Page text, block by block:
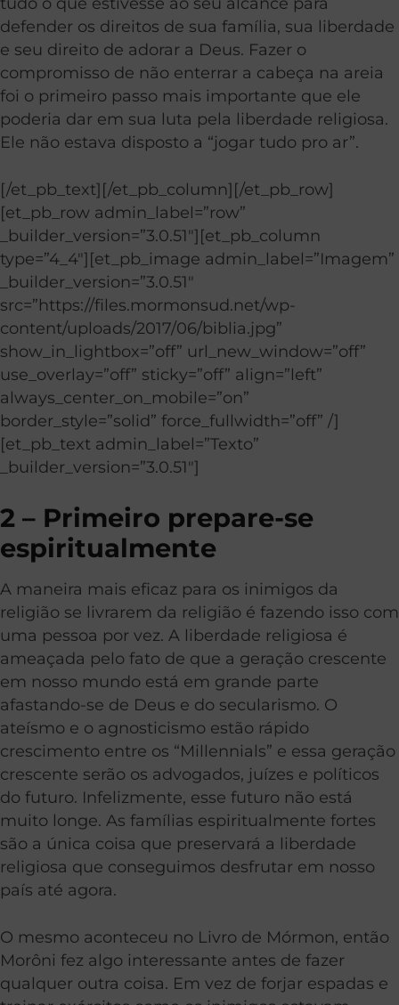
defender os direitos de sua família, sua liberdade
e seu direito de adorar a Deus. Fazer o
compromisso de não enterrar a cabeça na areia
foi o primeiro passo mais importante que ele
poderia dar em sua luta pela liberdade religiosa.
Ele não estava disposto a “jogar tudo pro ar”.
[/et_pb_text][/et_pb_column][/et_pb_row]
[et_pb_row admin_label=”row”
_builder_version=”3.0.51″][et_pb_column
type=”4_4″][et_pb_image admin_label=”Imagem”
_builder_version=”3.0.51″
src=”https://files.mormonsud.net/wp-
content/uploads/2017/06/biblia.jpg”
show_in_lightbox=”off” url_new_window=”off”
use_overlay=”off” sticky=”off” align=”left”
always_center_on_mobile=”on”
border_style=”solid” force_fullwidth=”off” /]
[et_pb_text admin_label=”Texto”
_builder_version=”3.0.51″]
2 – Primeiro prepare-se
espiritualmente
A maneira mais eficaz para os inimigos da
religião se livrarem da religião é fazendo isso com
uma pessoa por vez. A liberdade religiosa é
ameaçada pelo fato de que a geração crescente
em nosso mundo está em grande parte
afastando-se de Deus e do secularismo. O
ateísmo e o agnosticismo estão rápido
crescimento entre os “Millennials” e essa geração
crescente serão os advogados, juízes e políticos
do futuro. Infelizmente, esse futuro não está
muito longe. As famílias espiritualmente fortes
são a única coisa que preservará a liberdade
religiosa que conseguimos desfrutar em nosso
país até agora.
O mesmo aconteceu no Livro de Mórmon, então
Morôni fez algo interessante antes de fazer
qualquer outra coisa. Em vez de forjar espadas e